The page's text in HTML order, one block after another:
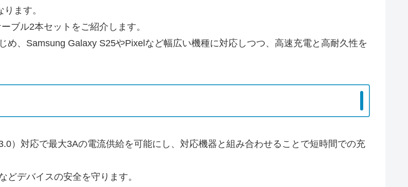
ます。
ブル2本セットをご紹介します。
め、Samsung Galaxy S25やPixelなど幅広い機種に対応しつつ、高速充電と高耐久性を
）対応で最大3Aの電流供給を可能にし、対応機器と組み合わせることで短時間での充
デバイスの安全を守ります。